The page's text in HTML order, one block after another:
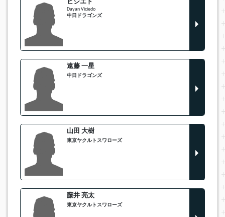
ビシエド
Dayan Viciedo
中日ドラゴンズ
遠藤 一星
中日ドラゴンズ
山田 大樹
東京ヤクルトスワローズ
藤井 亮太
東京ヤクルトスワローズ